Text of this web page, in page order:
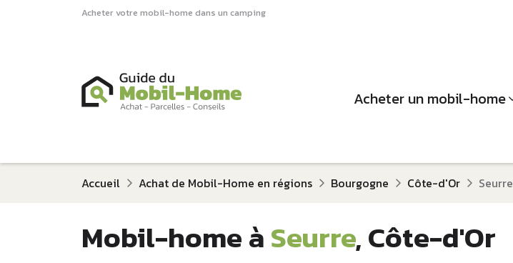
Acheter votre mobil-home dans un camping
Acheter un mobil-home
Accueil Achat de Mobil-Home en régions Bourgogne Côte-d'Or Seurre
Mobil-home àSeurre, Côte-d'Or